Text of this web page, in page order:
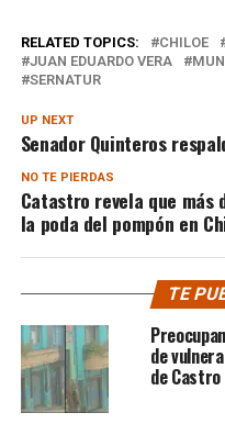
RELATED TOPICS: CHILOE
JUAN EDUARDO VERA
SERNATUR
UP NEXT
Senador Quinteros
NO TE PIERDAS
Catastro revela que más
la poda del pompón en
TE
de
de Castro